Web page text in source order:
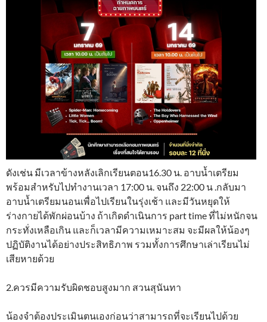
ดังเช่น มีเวลาข้างหลังเลิกเรียนตอน16.30 น. อาบน้ำเตรียม
พร้อมสำหรับไปทำงานเวลา 17:00 น. จนถึง 22:00 น .กลับมา
อาบน้ำเตรียมนอนเพื่อไปเรียนในรุ่งเช้า และมีวันหยุดให้
ร่างกายได้พักผ่อนบ้าง ถ้าเกิดดำเนินการ part time ที่ไม่หนักจน
กระทั่งเหลือเกิน และก็เวลามีความเหมาะสม จะมีผลให้น้องๆ
ปฏิบัติงานได้อย่างประสิทธิภาพ รวมทั้งการศึกษาเล่าเรียนไม่
เสียหายด้วย
2.ควรมีความรับผิดชอบสูงมาก สวนสุนันทา
น้องจำต้องประเมินตนเองก่อนว่าสามารถที่จะเรียนไปด้วย